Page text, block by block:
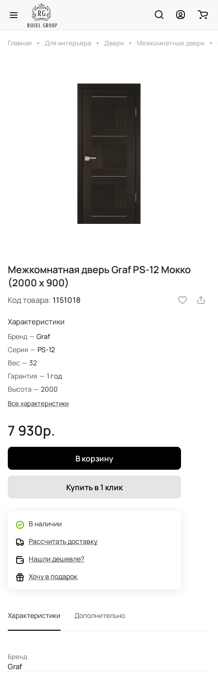
Главная Для интерьера Двери Межкомнатные двери
Межкомнатная дверь Graf PS-12 Мокко
(2000 х 900)
Код товара: 1151018
Характеристики
Бренд — Graf
Серия — PS-12
Вес — 32
Гарантия — 1 год
Высота — 2000
Все характеристики
7 930р.
В корзину
Купить в 1 клик
В наличии
Рассчитать доставку
Нашли дешевле?
Хочу в подарок
Характеристики Дополнительно
Бренд
Graf